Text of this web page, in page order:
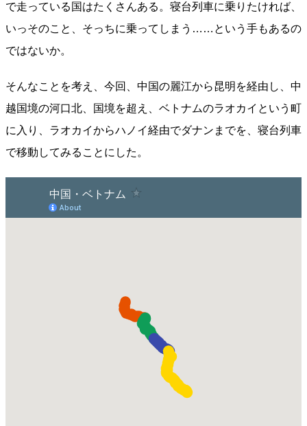
で走っている国はたくさんある。寝台列車に乗りたければ、
いっそのこと、そっちに乗ってしまう……という手もあるの
ではないか。
そんなことを考え、今回、中国の麗江から昆明を経由し、中
越国境の河口北、国境を超え、ベトナムのラオカイという町
に入り、ラオカイからハノイ経由でダナンまでを、寝台列車
で移動してみることにした。